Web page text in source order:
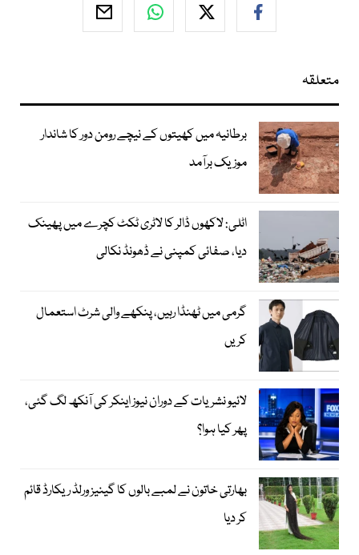
متعلقہ
برطانیہ میں کھیتوں کے نیچے رومن دور کا شاندار
موزیک برآمد
اٹلی: لاکھوں ڈالر کا لاٹری ٹکٹ کچرے میں پھینک
دیا، صفائی کمپنی نے ڈھونڈ نکالی
گرمی میں ٹھنڈا رہیں، پنکھے والی شرٹ استعمال
کریں
لائیو نشریات کے دوران نیوز اینکر کی آنکھ لگ گئی،
پھر کیا ہوا؟
بھارتی خاتون نے لمبے بالوں کا گینیز ورلڈ ریکارڈ قائم
کر دیا